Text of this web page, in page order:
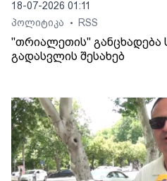
18-07-2026 01:11
პოლიტიკა
• RSS
"თრიალეთის" განცხადება
გადასვლის შესახებ